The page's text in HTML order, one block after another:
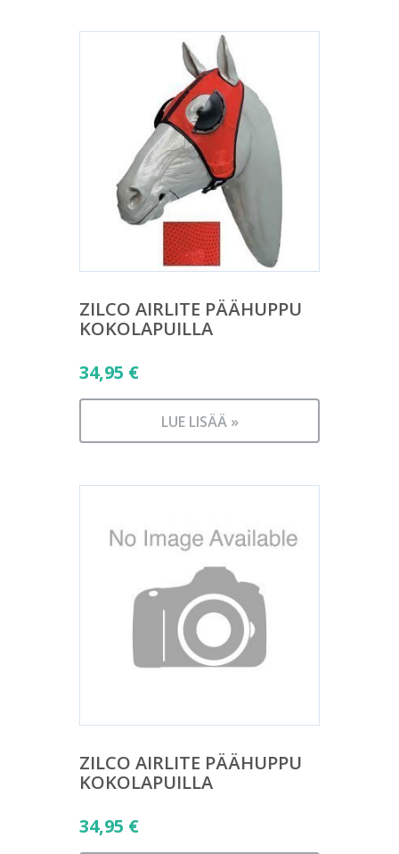
ZILCO AIRLITE PÄÄHUPPU
KOKOLAPUILLA
34,95 €
LUE LISÄÄ »
ZILCO AIRLITE PÄÄHUPPU
KOKOLAPUILLA
34,95 €